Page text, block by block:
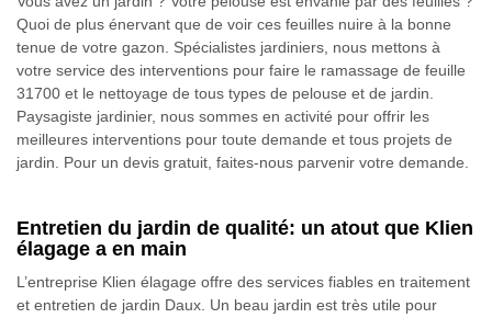
Quoi de plus énervant que de voir ces feuilles nuire à la bonne
tenue de votre gazon. Spécialistes jardiniers, nous mettons à
votre service des interventions pour faire le ramassage de feuille
31700 et le nettoyage de tous types de pelouse et de jardin.
Paysagiste jardinier, nous sommes en activité pour offrir les
meilleures interventions pour toute demande et tous projets de
jardin. Pour un devis gratuit, faites-nous parvenir votre demande.
Entretien du jardin de qualité: un atout que Klien
élagage a en main
L’entreprise Klien élagage offre des services fiables en traitement
et entretien de jardin Daux. Un beau jardin est très utile pour